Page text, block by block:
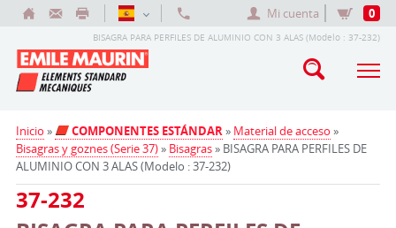
Mi cuenta 0
BISAGRA PARA PERFILES DE ALUMINIO CON 3 ALAS (Modelo : 37-232)
Inicio » COMPONENTES ESTÁNDAR» Material de acceso »
Bisagras y goznes (Serie 37)» Bisagras» BISAGRA PARA PERFILES DE
ALUMINIO CON 3 ALAS (Modelo : 37-232)
37-232